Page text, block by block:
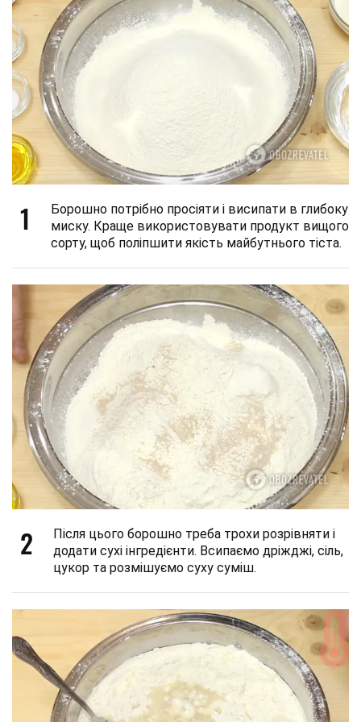
1
Борошно потрібно просіяти і висипати в глибоку
миску. Краще використовувати продукт вищого
сорту, щоб поліпшити якість майбутнього тіста.
2
Після цього борошно треба трохи розрівняти і
додати сухі інгредієнти. Всипаємо дріжджі, сіль,
цукор та розмішуємо суху суміш.